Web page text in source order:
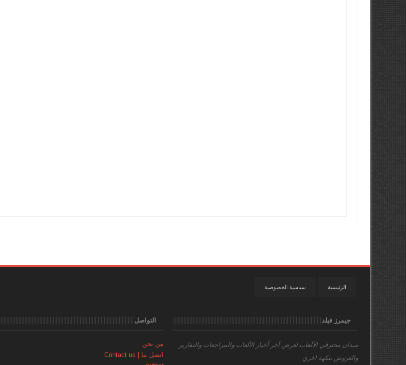
سياسية الخصوصية الرئيسية
جيمرز فيلد
ميدان محترفي الألعابلعرض آخر أخبار الألعاب والمراجعات والتقارير
والعروض بنكهة اخري
التواصل
من نحن
اتصل بنا | Contact us